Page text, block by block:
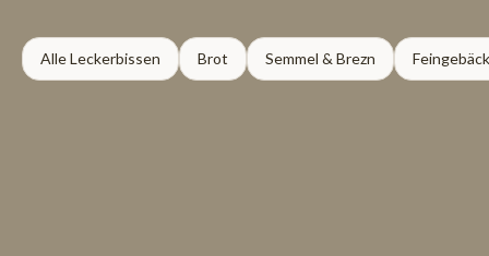
o
r
Alle Leckerbissen Brot Semmel & Brezn Feingebäck